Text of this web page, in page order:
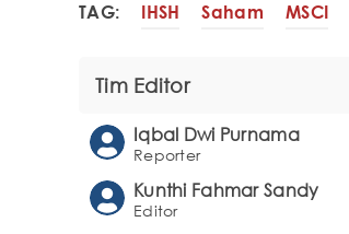
TAG: IHSH Saham MSCI
Tim Editor
Iqbal Dwi Purnama
Reporter
Kunthi Fahmar Sandy
Editor